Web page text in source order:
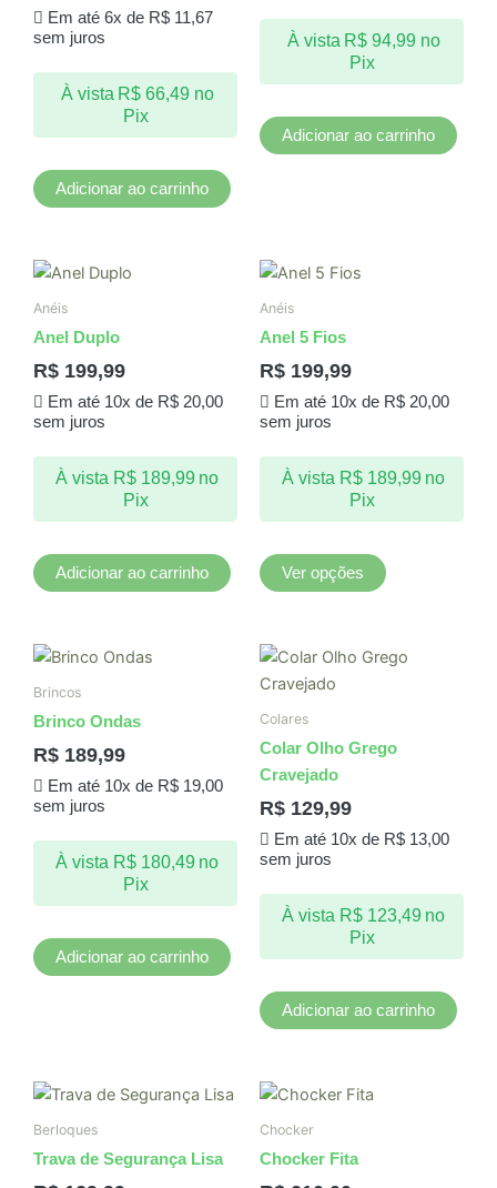
Em até 6x de R$11,67
sem juros
À vista R$ 66,49 no
Pix
Adicionar ao carrinho
À vista R$ 94,99 no
Pix
Adicionar ao carrinho
Anéis
Anel Duplo
R$ 199,99
Em até 10x de R$20,00
sem juros
À vista R$189,99 no
Pix
Adicionar ao carrinho
Anéis
Anel 5 Fios
R$ 199,99
Em até 10x de R$20,00
sem juros
À vista R$189,99 no
Pix
Ver opções
As
podem
ser
página
Brincos
Brinco Ondas
R$ 189,99
Em até 10x de R$19,00
sem juros
À vista R$180,49 no
Pix
Adicionar ao carrinho
Colares
Colar Olho Grego
Cravejado
R$ 129,99
Em até 10x de R$13,00
sem juros
À vista R$123,49 no
Pix
Adicionar ao carrinho
Berloques
Trava de Segurança Lisa
Chocker
Chocker Fita